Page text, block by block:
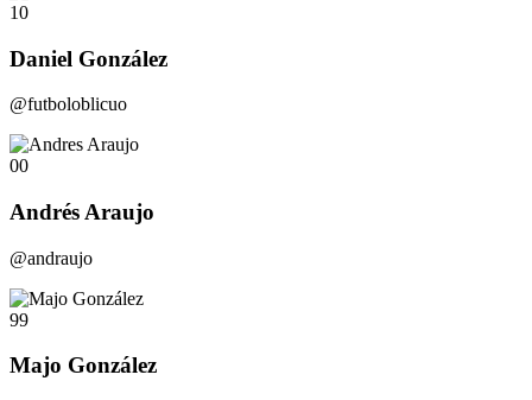
10
Daniel González
@futboloblicuo
00
Andrés Araujo
@andraujo
99
Majo González